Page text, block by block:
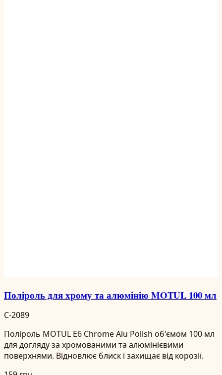
Поліроль для хрому та алюмінію MOTUL 100 мл
C-2089
Поліроль MOTUL E6 Chrome Alu Polish об'ємом 100 мл
для догляду за хромованими та алюмінієвими
поверхнями. Відновлює блиск і захищає від корозії.